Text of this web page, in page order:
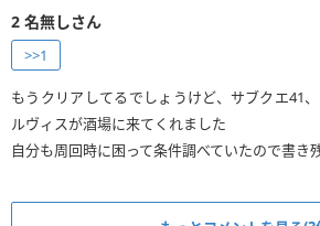
2 名無しさん
>>1
もうクリアしてるでしょうけど、サブクエ41
ルヴィスが酒場に来てくれました
自分も周回時に困って条件調べていたので書き